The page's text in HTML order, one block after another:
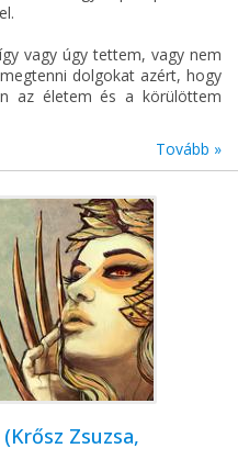
vagy úgy tettem, vagy nem
dolgokat azért, hogy
az életem és a körülöttem
Tovább »
Zsuzsa,